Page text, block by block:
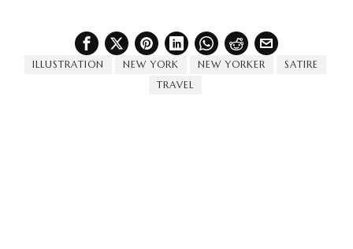
ILLUSTRATION NEW YORK NEW YORKER
SATIRE
TRAVEL